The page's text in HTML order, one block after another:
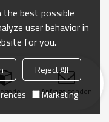
Anfrage senden
best possible
user behavior in
for you.
Reject All
Marketing